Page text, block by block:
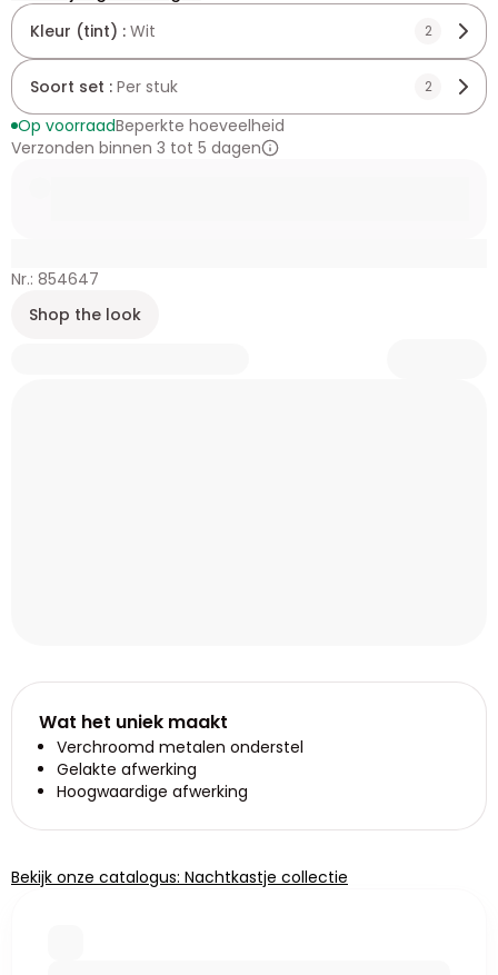
Kleur (tint) : Wit 2
Soort set : Per stuk 2
Op voorraadBeperkte hoeveelheid
Verzonden binnen 3 tot 5 dagen
Nr.: 854647
Shop the look
Wat het uniek maakt
Verchroomd metalen onderstel
Gelakte afwerking
Hoogwaardige afwerking
Bekijk onze catalogus: Nachtkastje collectie